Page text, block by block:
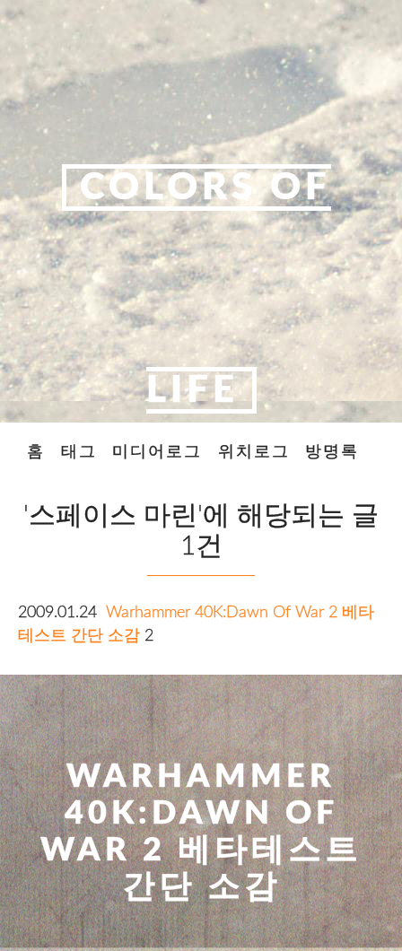
COLORS OF
LIFE
홈 태그 미디어로그 위치로그 방명록
'스페이스 마린'에 해당되는 글
1건
2009.01.24 Warhammer 40K:Dawn Of War 2 베타
테스트 간단 소감 2
WARHAMMER
40K:DAWN OF
WAR 2 베타테스트
간단 소감